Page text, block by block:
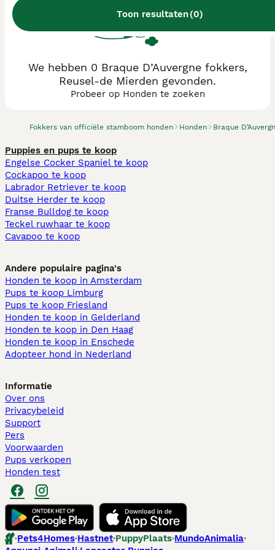
Toon resultaten(0)
Fokkers van officiële stamboom honden Honden Braque
We hebben 0 Braque D’Auvergne fokkers,
Reusel-de Mierden gevonden.
Probeer op Honden te zoeken
Puppies en pups te koop
Engelse Cocker Spaniel te koop
Cockapoo te koop
Labrador Retriever te koop
Duitse Herder te koop
Franse Bulldog te koop
Teckel ruwhaar te koop
Cavapoo te koop
Andere populaire pagina's
Honden te koop in Amsterdam
Pups te koop Limburg​
Pups te koop Friesland​
Honden te koop in Gelderland
Honden te koop in Den Haag
Honden te koop in Enschede
Adopteer hond in Nederland
Informatie
Over ons
Privacybeleid
Support
Pers
Voorwaarden
Pups verkopen
Honden test
Pets4Homes Hastnet PuppyPlaats MundoAnimalia